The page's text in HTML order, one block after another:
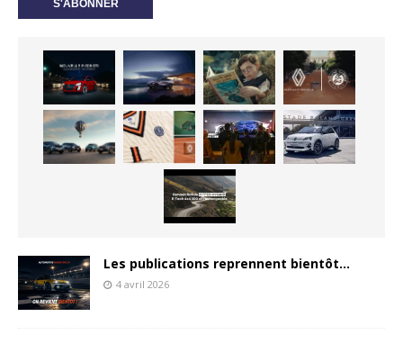
Les publications reprennent bientôt…
4 avril 2026